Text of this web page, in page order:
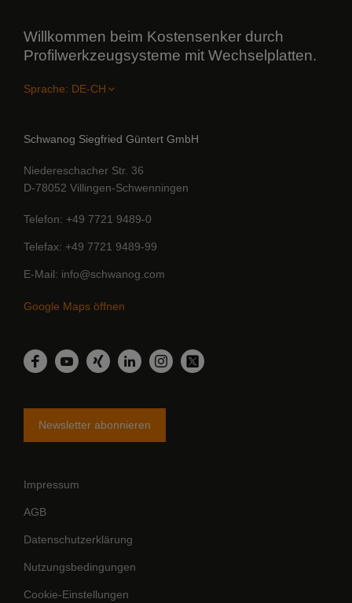
Willkommen beim Kostensenker durch
Profilwerkzeugsysteme mit Wechselplatten.
Sprache:
Schwanog Siegfried Güntert GmbH
Niedereschacher Str. 36
D-78052 Villingen-Schwenningen
Telefon +49 7721 9489-0
Telefax +49 7721 9489-99
E-Mail info@schwanog.com
Google Maps öffnen
Facebook
YouTubeXing LinkedInInstagram
Twitter
Newsletter abonnieren
Impressum
AGB
Datenschutzerklärung
Nutzungsbedingungen
Cookie-Einstellungen